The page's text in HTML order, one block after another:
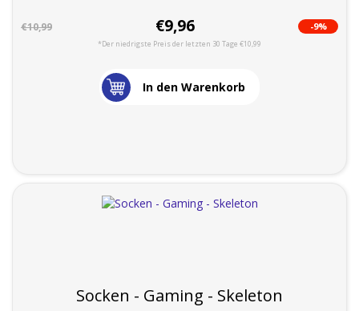
€10,99 €9,96 -9%
*Der niedrigste Preis der letzten 30 Tage €10,99
In den Warenkorb
Socken - Gaming - Skeleton